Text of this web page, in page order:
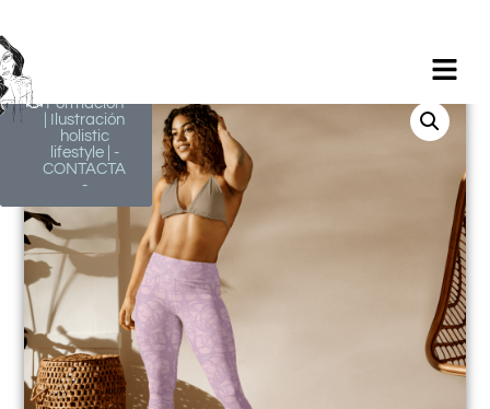
Formación
| Ilustración
holistic
lifestyle | -
CONTACTA
-